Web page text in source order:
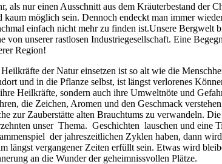
als nur einen Ausschnitt aus dem Kräuterbestand der
kaum möglich sein. Dennoch endeckt man immer
einfach nicht mehr zu finden ist.Unsere Bergwelt
von unserer rastlosen Industriegesellschaft. Eine
Region!
der Natur einsetzen ist so alt wie die
und in die Pflanze selbst, ist längst verlorenes
Heilkräfte, sondern auch ihre Umweltnöte und
die Zeichen, Aromen und den Geschmack
zur Zauberstätte alten Brauchtums zu verwandeln.
unser Thema. Geschichten lauschen und eine
der jahreszeitlichen Zyklen haben, dann
längst vergangener Zeiten erfüllt sein. Etwas wird
an die Wunder der geheimnissvollen Plätze.